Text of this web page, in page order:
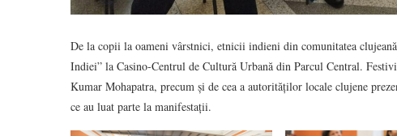
De la copii la oameni vârstnici, etnicii indieni din comunitatea
Indiei” la Casino-Centrul de Cultură Urbană din Parcul Central.
Kumar Mohapatra, precum și de cea a autorităților locale clujene
ce au luat parte la manifestații.